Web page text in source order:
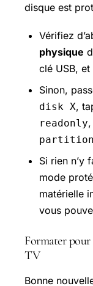
disque est
Vérifiez
physique
clé USB,
Sinon,
disk X,
readonly
partition
Si rien n’y
mode
matérielle
vous
Formater pour
TV
Bonne